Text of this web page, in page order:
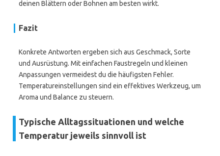
deinen Blättern oder Bohnen am besten wirkt.
Fazit
Konkrete Antworten ergeben sich aus Geschmack, Sorte
und Ausrüstung. Mit einfachen Faustregeln und kleinen
Anpassungen vermeidest du die häufigsten Fehler.
Temperatureinstellungen sind ein effektives Werkzeug, um
Aroma und Balance zu steuern.
Typische Alltagssituationen und welche
Temperatur jeweils sinnvoll ist